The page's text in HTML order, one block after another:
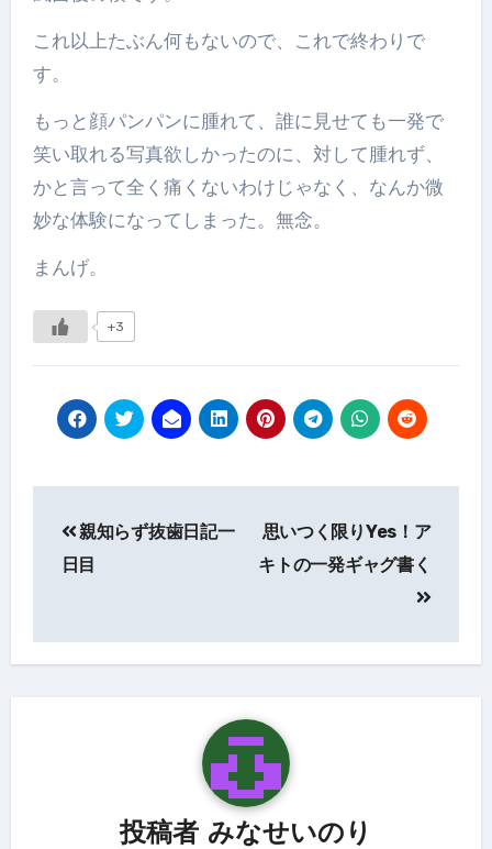
これ以上たぶん何もないので、これで終わりで
す。
もっと顔パンパンに腫れて、誰に見せても一発で
笑い取れる写真欲しかったのに、対して腫れず、
かと言って全く痛くないわけじゃなく、なんか微
妙な体験になってしまった。無念。
まんげ。
+3
稿
ナ
ゲ
親知らず抜歯日記一
日目
思いつく限りYes！ア
キトの一発ギャグ書く
投稿者 みなせいのり